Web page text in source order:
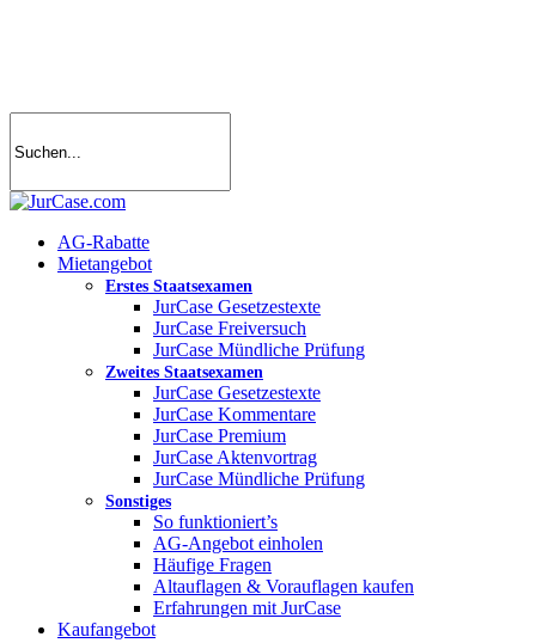
search
account
Menu
AG-Rabatte
Mietangebot
Erstes Staatsexamen
JurCase Gesetzestexte
JurCase Freiversuch
JurCase Mündliche Prüfung
Zweites Staatsexamen
JurCase Gesetzestexte
JurCase Kommentare
JurCase Premium
JurCase Aktenvortrag
JurCase Mündliche Prüfung
Sonstiges
So funktioniert’s
AG-Angebot einholen
Häufige Fragen
Altauflagen & Vorauflagen kaufen
Erfahrungen mit JurCase
Kaufangebot